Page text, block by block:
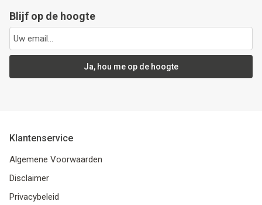
Blijf op de hoogte
Ja, hou me op de hoogte
Klantenservice
Algemene Voorwaarden
Disclaimer
Privacybeleid